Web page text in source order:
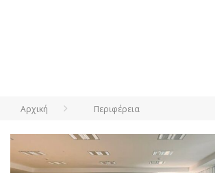
Αρχική Περιφέρεια